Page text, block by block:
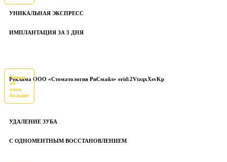
УНИКАЛЬНАЯ ЭКСПРЕСС
ИМПЛАНТАЦИЯ ЗА 3 ДНЯ
Реклама ООО «Стоматология РиСмайл» erid:2VtzqxXsvKp
Узнать
об
этом
больше
УДАЛЕНИЕ ЗУБА
С ОДНОМЕНТНЫМ ВОССТАНОВЛЕНИЕМ